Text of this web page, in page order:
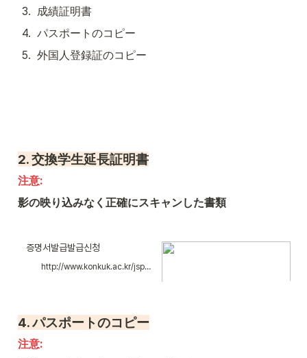
3. 成績証明書
4. パスポートのコピー
5. 外国人登録証のコピー
2. 交換学生延長証明書
注意:
影の映り込みなく正確にスキャンした書類
증명서발급발급신청
http://www.konkuk.ac.kr/jsp/Haksa/haksa_04_01.jsp
4. パスポートのコピー
注意: